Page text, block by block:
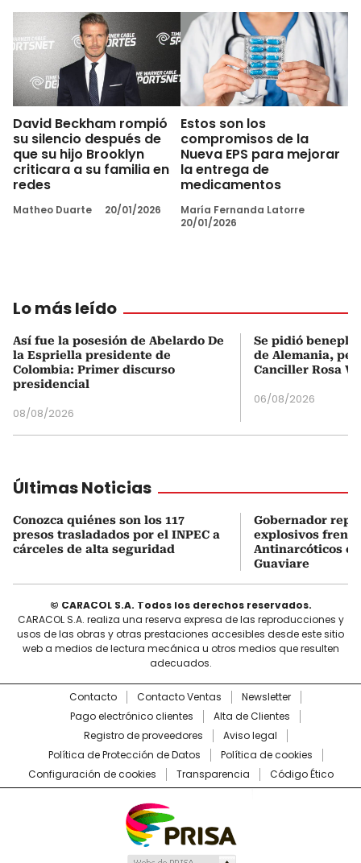
David Beckham rompió
su silencio después de
que su hijo Brooklyn
criticara a su familia en
redes
Matheo Duarte 20/01/2026
Estos son los
compromisos de la
Nueva EPS para mejorar
la entrega de
medicamentos
María Fernanda Latorre
20/01/2026
Lo más leído
Así fue la posesión de Abelardo De
la Espriella presidente de
Colombia: Primer discurso
presidencial
08/08/2026
Se pidió
de Alemania,
Canciller Rosa
06/08/2026
Últimas Noticias
Conozca quiénes son los 117
presos trasladados por el INPEC a
cárceles de alta seguridad
Gobernador
explosivos frente
Antinarcóticos
Guaviare
© CARACOL S.A. Todos los derechos reservados.
CARACOL S.A. realiza una reserva expresa de las reproducciones y
usos de las obras y otras prestaciones accesibles desde este sitio
web a medios de lectura mecánica u otros medios que resulten
adecuados.
Contacto Contacto Ventas
Newsletter
Pago electrónico clientes
Alta de Clientes
Registro de proveedores
Aviso legal
Política de Protección de Datos
Política de cookies
Configuración de cookies
Transparencia Código Ético